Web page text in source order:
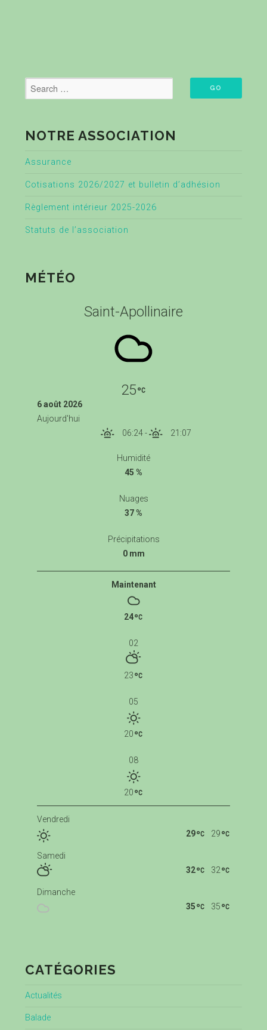
NOTRE ASSOCIATION
Assurance
Cotisations 2026/2027 et bulletin d’adhésion
Règlement intérieur 2025-2026
Statuts de l’association
MÉTÉO
Saint-Apollinaire
25
6 août 2026
Aujourd'hui
06:24- 21:07
Humidité
45 %
Nuages
37 %
Précipitations
0 mm
Maintenant
24
02
23
05
20
08
20
Vendredi
29
29
Samedi
32
32
Dimanche
35
35
CATÉGORIES
Actualités
Balade